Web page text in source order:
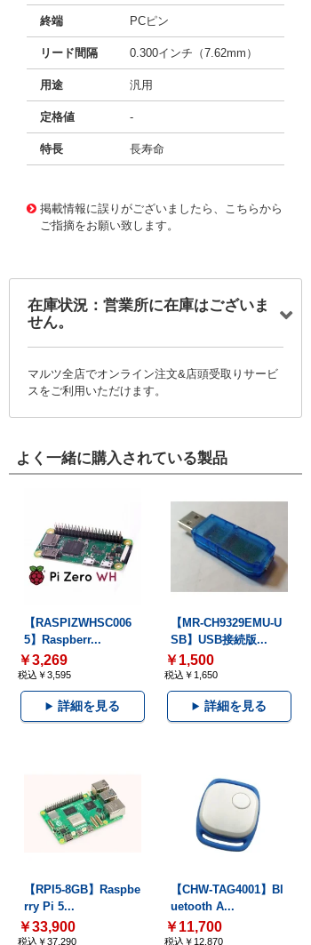
終端 PCピン
リード間隔 0.300インチ（7.62mm）
用途 汎用
定格値 -
特長 長寿命
掲載情報に誤りがございましたら、こちらから
ご指摘をお願い致します。
在庫状況：営業所に在庫はございま
せん。
マルツ全店でオンライン注文&店頭受取りサービ
スをご利用いただけます。
よく一緒に購入されている製品
【RASPIZWHSC006
5】Raspberr...
￥3,269
税込￥3,595
詳細を見る
【MR-CH9329EMU-U
SB】USB接続版...
￥1,500
税込￥1,650
詳細を見る
【RPI5-8GB】Raspbe
rry Pi 5...
￥33,900
税込￥37,290
【CHW-TAG4001】Bl
uetooth A...
￥11,700
税込￥12,870